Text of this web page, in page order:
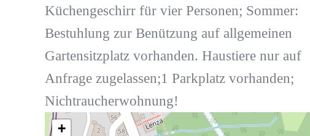
Küchengeschirr für vier Personen; Sommer:
Bestuhlung zur Benützung auf allgemeinen
Gartensitzplatz vorhanden. Haustiere nur auf
Anfrage zugelassen;1 Parkplatz vorhanden;
Nichtraucherwohnung!
+